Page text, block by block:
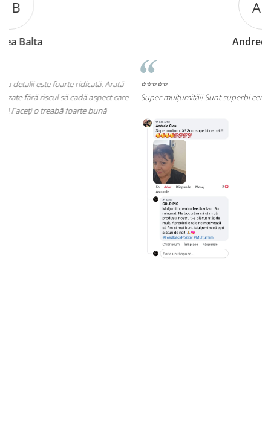
⭐⭐⭐⭐⭐
Super mulțumită!! Sunt superbi cerceii!!!